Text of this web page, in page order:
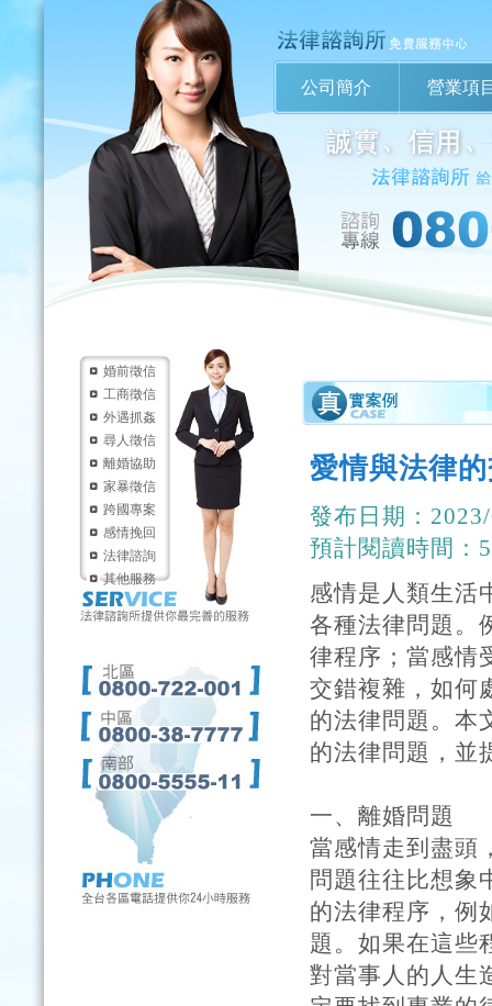
公司簡介 營業項
婚前徵信
工商徵信
外遇抓姦
尋人徵信
離婚協助
家暴徵信
跨國專案
感情挽回
法律諮詢
其他服務
愛情與法律
發布日期：
預計閱讀時間：
感情是人類生活
各種法律問題。
律程序；當感情
交錯複雜，如何
的法律問題。本
的法律問題，並
一、離婚問題
當感情走到盡頭
問題往往比想象
的法律程序，例
題。如果在這些
對當事人的人生